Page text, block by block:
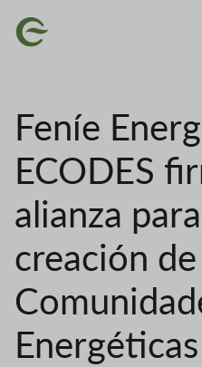
Imatge
Feníe
ECODES
alianza
creación de
Energéticas